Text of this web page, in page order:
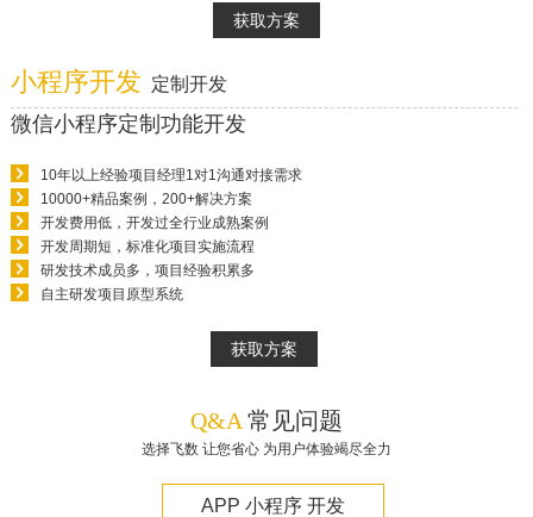
获取方案
小程序开发 定制开发
微信小程序定制功能开发
10年以上经验项目经理1对1沟通对接需求
10000+精品案例，200+解决方案
开发费用低，开发过全行业成熟案例
开发周期短，标准化项目实施流程
研发技术成员多，项目经验积累多
自主研发项目原型系统
获取方案
Q&A 常见问题
选择飞数 让您省心 为用户体验竭尽全力
APP 小程序 开发